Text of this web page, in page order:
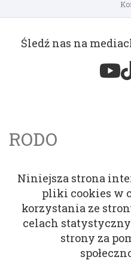
Śledź nas na
RODO
Niniejsza strona
pliki cookies w
korzystania ze
celach
strony za